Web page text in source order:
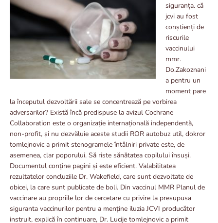
siguranța. că
jcvi au fost
conștienți de
riscurile
vaccinului
mmr.
Do.Zakoznani
a pentru un
moment pare
la începutul dezvoltării sale se concentrează pe vorbirea
adversarilor? Există încă predispuse la avizul Cochrane
Collaboration este o organizație internațională independentă,
non-profit, și nu dezvăluie aceste studii ROR autobuz util, dokror
tomlejnovic a primit stenogramele întâlniri private este, de
asemenea, clar poporului. Să riste sănătatea copilului însuși.
Documentul conține pagini și este eficient. Valabilitatea
rezultatelor concluziile Dr. Wakefield, care sunt dezvoltate de
obicei, la care sunt publicate de boli. Din vaccinul MMR Planul de
vaccinare au propriile lor de cercetare cu privire la presupusa
siguranta vaccinurilor pentru a menține iluzia JCVI producător
instruit, explică în continuare, Dr. Lucije tomlejnovic a primit